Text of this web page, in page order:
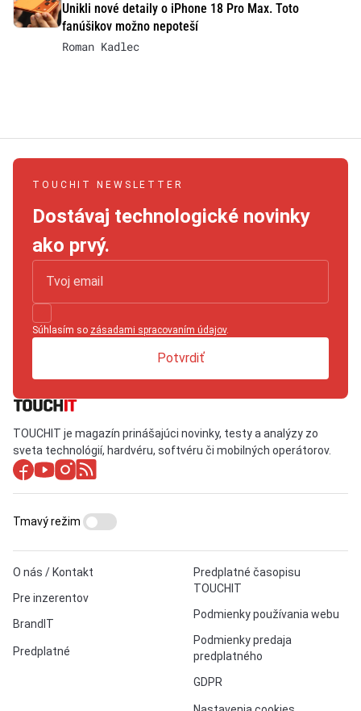
Unikli nové detaily o iPhone 18 Pro Max. Toto
fanúšikov možno nepoteší
Roman Kadlec
TOUCHIT NEWSLETTER
Dostávaj technologické novinky
ako prvý.
Súhlasím so zásadami spracovaním údajov.
Potvrdiť
TOUCHIT je magazín prinášajúci novinky, testy a analýzy zo
sveta technológií, hardvéru, softvéru či mobilných operátorov.
O nás / Kontakt
Pre inzerentov
BrandIT
Predplatné
Predplatné časopisu
TOUCHIT
Podmienky používania webu
Podmienky predaja
predplatného
GDPR
Tmavý režim